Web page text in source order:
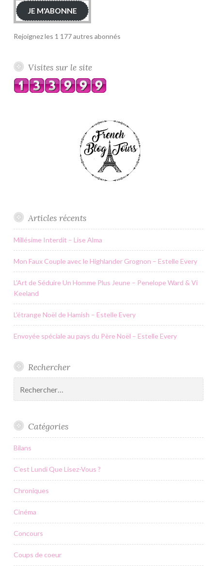
JE M'ABONNE
Rejoignez les 1 177 autres abonnés
Visites sur le site
Articles récents
Millésime Interdit – Lise Alma
Mon Faux Couple avec le Highlander Grognon – Estelle Every
L’Art de Séduire Un Homme Plus Jeune – Penelope Ward & Vi
Keeland
L’étrange Noël de Hamish – Estelle Every
Envoyée spéciale au pays du Père Noël – Estelle Every
Rechercher
Catégories
Bilans
C'est Lundi Que Lisez-Vous ?
Chroniques
Cinéma
Concours
Coups de coeur